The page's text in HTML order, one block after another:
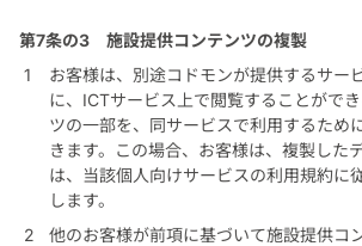
第7条の3
施設提供コンテンツの複製
お客様は、別途コドモンが提供するサー
に、ICTサービス上で閲覧することがで
ツの一部を、同サービスで利用するため
きます。この場合、お客様は、複製した
は、当該個人向けサービスの利用規約に
します。
他のお客様が前項に基づいて施設提供コ